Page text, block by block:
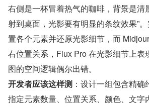
右侧是一杯冒着热气的咖啡，背景是清
射到桌面，光影要有明显的条纹效果”
置各个元素并还原光影细节，而
右位置关系，Flux Pro 在光影细节上表
图的空间逻辑偶尔出错。
开发者应该这样测 ：设计一组包含精
指定元素数量、位置关系、颜色、文字